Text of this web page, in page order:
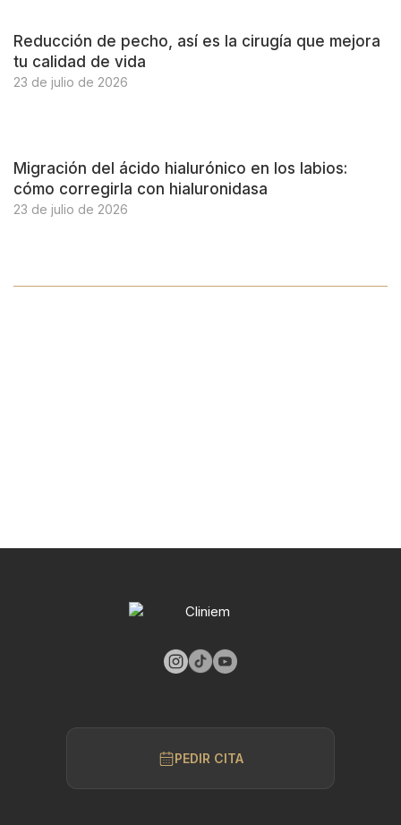
Reducción de pecho, así es la cirugía que mejora
tu calidad de vida
23 de julio de 2026
Migración del ácido hialurónico en los labios:
cómo corregirla con hialuronidasa
23 de julio de 2026
PEDIR CITA